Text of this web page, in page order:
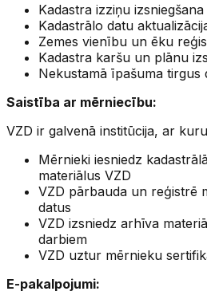
Kadastra izziņu izsniegšana
Kadastrālo datu
Zemes vienību un ēku
Kadastra karšu un plānu
Nekustamā īpašuma tirgus
Saistība ar mērniecību:
VZD ir galvenā institūcija, ar
Mērnieki iesniedz
materiālus VZD
VZD pārbauda un reģistrē
datus
VZD izsniedz arhīva
darbiem
VZD uztur mērnieku
E-pakalpojumi: